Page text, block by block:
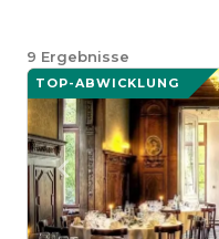
9 Ergebnisse
TOP-ABWICKLUNG